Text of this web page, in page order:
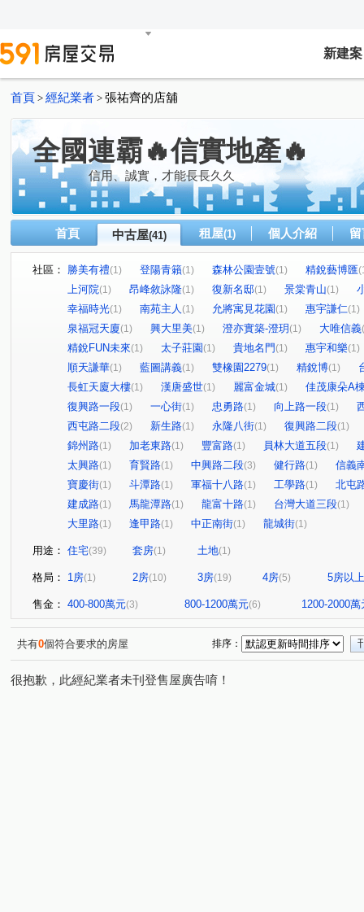
新建案
首頁 > 經紀業者 > 張祐齊的店舖
全國連霸🔥信實地產🔥
信用、誠實，才能長長久久
首頁 中古屋(41) 租屋(1) 個人介紹
社區： 勝美有禮(1) 登陽青籟(1) 森林公園壹號(1) 精銳藝博匯
上河院(1) 昂峰敘詠隆(1) 復新名邸(1) 景棠青山(1)
幸福時光(1) 南苑主人(1) 允將寓見花園(1) 惠宇謙仁(1)
泉福冠天廈(1) 興大里美(1) 澄亦實築-澄玥(1) 大唯信義
精銳FUN未來(1) 太子莊園 (1) 貴地名門 (1) 惠宇和樂(1)
順天謙華(1) 藍圖講義(1) 雙橡園2279(1) 精銳博(1)
長虹天廈大樓(1) 漢唐盛世(1) 麗富金城(1)
佳茂康朵A
復興路一段(1) 一心街(1) 忠勇路(1) 向上路一段(1)
西屯路二段(2) 新生路(1) 永隆八街(1) 復興路二段(1)
錦州路(1) 加老東路(1) 豐富路(1) 員林大道五段(1)
太興路(1) 育賢路(1) 中興路二段(3) 健行路(1)
信義
寶慶街(1) 斗潭路(1) 軍福十八路(1) 工學路(1)
北屯
建成路(1) 馬龍潭路(1) 龍富十路(1) 台灣大道三段(1)
大里路(1) 逢甲路(1) 中正南街(1) 龍城街(1)
用途： 住宅(39) 套房(1) 土地(1)
格局： 1房(1) 2房(10) 3房(19) 4房(5) 5房以上
售金： 400-800萬元(3) 800-1200萬元(6) 1200-2000萬
共有0個符合要求的房屋 排序：
很抱歉，此經紀業者未刊登售屋廣告唷！